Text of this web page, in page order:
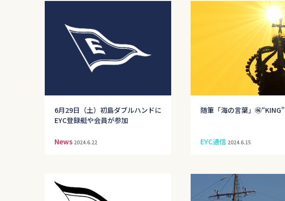
6月29日（土）初島ダブルハンドに
EYC登録艇や会員が参加
News 2024.6.22
随筆「海の言葉」㊻“KING”
EYC通信 2024.6.15